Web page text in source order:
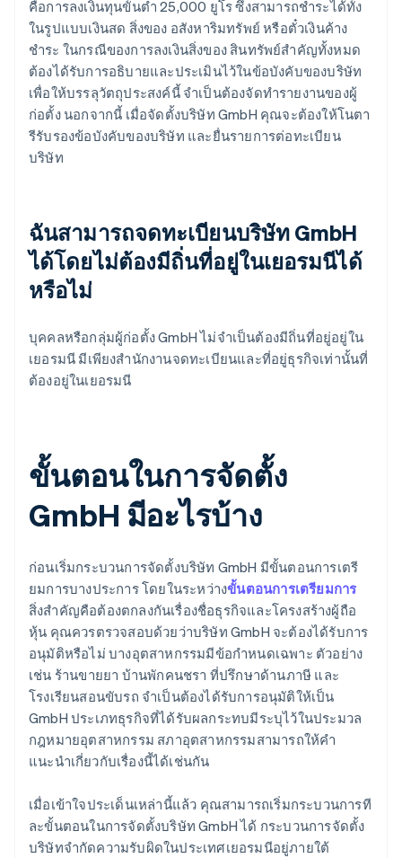
คือการลงเงินทุนขั้นต่ำ 25,000 ยูโร ซึ่งสามารถชำระได้ทั้ง
ในรูปแบบเงินสด สิ่งของ อสังหาริมทรัพย์ หรือตั๋วเงินค้าง
ชำระ ในกรณีของการลงเงินสิ่งของ สินทรัพย์สำคัญทั้งหมด
ต้องได้รับการอธิบายและประเมินไว้ในข้อบังคับของบริษัท
เพื่อให้บรรลุวัตถุประสงค์นี้ จำเป็นต้องจัดทำรายงานของผู้
ก่อตั้ง นอกจากนี้ เมื่อจัดตั้งบริษัท GmbH คุณจะต้องให้โนตา
รีรับรองข้อบังคับของบริษัท และยื่นรายการต่อทะเบียน
บริษัท
ฉันสามารถจดทะเบียนบริษัท GmbH
ได้โดยไม่ต้องมีถิ่นที่อยู่ในเยอรมนีได้
หรือไม่
บุคคลหรือกลุ่มผู้ก่อตั้ง GmbH ไม่จำเป็นต้องมีถิ่นที่อยู่อยู่ใน
เยอรมนี มีเพียงสำนักงานจดทะเบียนและที่อยู่ธุรกิจเท่านั้นที่
ต้องอยู่ในเยอรมนี
ขั้นตอนในการจัดตั้ง
GmbH มีอะไรบ้าง
ก่อนเริ่มกระบวนการจัดตั้งบริษัท GmbH มีขั้นตอนการเตรี
ยมการบางประการ โดยในระหว่างขั้นตอนการเตรียมการ
สิ่งสำคัญคือต้องตกลงกันเรื่องชื่อธุรกิจและโครงสร้างผู้ถือ
หุ้น คุณควรตรวจสอบด้วยว่าบริษัท GmbH จะต้องได้รับการ
อนุมัติหรือไม่ บางอุตสาหกรรมมีข้อกำหนดเฉพาะ ตัวอย่าง
เช่น ร้านขายยา บ้านพักคนชรา ที่ปรึกษาด้านภาษี และ
โรงเรียนสอนขับรถ จำเป็นต้องได้รับการอนุมัติให้เป็น
GmbH ประเภทธุรกิจที่ได้รับผลกระทบมีระบุไว้ในประมวล
กฎหมายอุตสาหกรรม สภาอุตสาหกรรมสามารถให้คำ
แนะนำเกี่ยวกับเรื่องนี้ได้เช่นกัน
เมื่อเข้าใจประเด็นเหล่านี้แล้ว คุณสามารถเริ่มกระบวนการที
ละขั้นตอนในการจัดตั้งบริษัท GmbH ได้ กระบวนการจัดตั้ง
บริษัทจำกัดความรับผิดในประเทศเยอรมนีอยู่ภายใต้